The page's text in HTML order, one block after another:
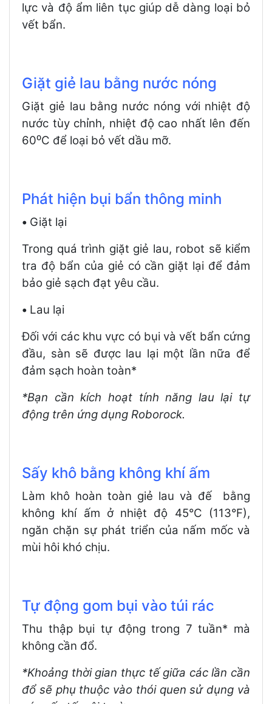
lực và độ ẩm liên tục giúp dễ dàng loại bỏ
vết bẩn.
Giặt giẻ lau bằng nước nóng
Giặt giẻ lau bằng nước nóng với nhiệt độ
nước tùy chỉnh, nhiệt độ cao nhất lên đến
60⁰C để loại bỏ vết dầu mỡ.
Phát hiện bụi bẩn thông minh
• Giặt lại
Trong quá trình giặt giẻ lau, robot sẽ kiểm
tra độ bẩn của giẻ có cần giặt lại để đảm
bảo giẻ sạch đạt yêu cầu.
• Lau lại
Đối với các khu vực có bụi và vết bẩn cứng
đầu, sàn sẽ được lau lại một lần nữa để
đảm sạch hoàn toàn*
*Bạn cần kích hoạt tính năng lau lại tự
động trên ứng dụng Roborock.
Sấy khô bằng không khí ấm
Làm khô hoàn toàn giẻ lau và đế bằng
không khí ấm ở nhiệt độ 45°C (113°F),
ngăn chặn sự phát triển của nấm mốc và
mùi hôi khó chịu.
Tự động gom bụi vào túi rác
Thu thập bụi tự động trong 7 tuần* mà
không cần đổ.
*Khoảng thời gian thực tế giữa các lần cần
đổ sẽ phụ thuộc vào thói quen sử dụng và